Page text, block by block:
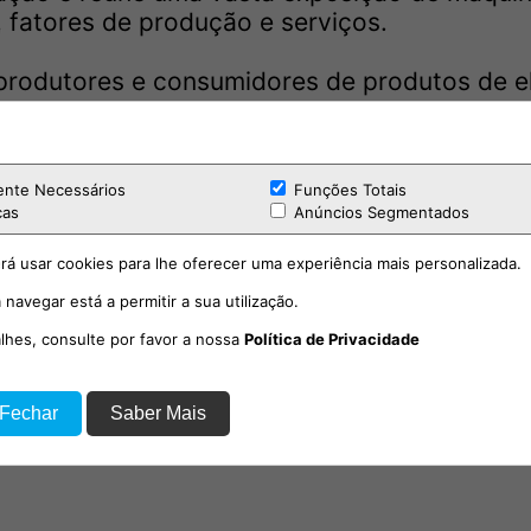
de produção e serviços.
e consumidores de produtos de
crucial no debate e modernização do
dos temas mais relevantes da
e decisores políticos.
ideal para as empresas
agrícola nacional.
se destaca pela animação. Espaços de
popular e grandes concertos
Necessários
Funções Totais
Anúncios Segmentados
usar cookies para lhe oferecer uma experiência mais personalizada.
está a permitir a sua utilização.
consulte por favor a nossa Política de Privacidade
Saber Mais